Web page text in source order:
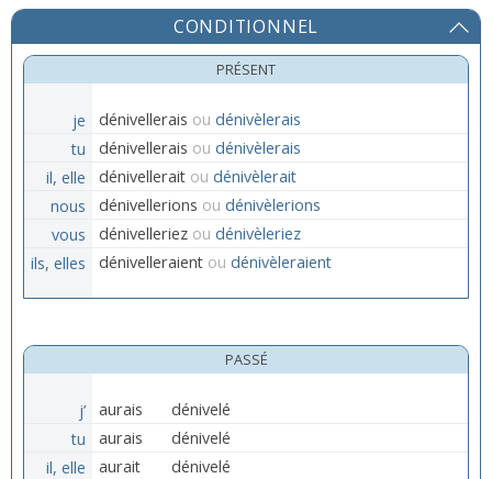
CONDITIONNEL
PRÉSENT
je dénivellerais ou dénivèlerais
tu
dénivellerais ou dénivèlerais
il, elle
dénivellerait ou dénivèlerait
nous
dénivellerions ou dénivèlerions
vous
dénivelleriez ou dénivèleriez
ils, elles
dénivelleraient ou dénivèleraient
PASSÉ
j’ aurais
dénivelé
tu
aurais
dénivelé
il, elle
aurait
dénivelé